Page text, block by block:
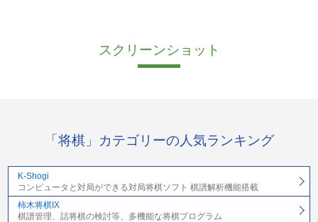
スクリーンショット
「将棋」カテゴリーの人気ランキング
K-Shogi
コンピュータと対局ができる対局将棋ソフト 棋譜解析機能搭載
柿木将棋IX
棋譜管理、詰将棋の検討等、多機能な将棋プログラム